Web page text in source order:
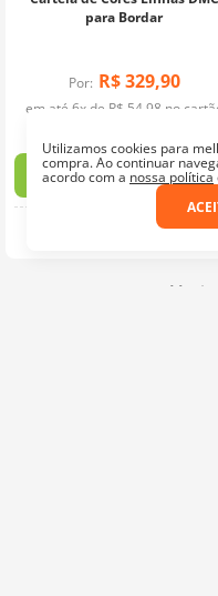
Utilizamos cookies para
compra. Ao continuar
acordo com a nossa política
para Bordar
Por: R$ 329,90
em até 6x de R$ 54 98 no
ADICIONAR AO CARRINHO
Dmc france